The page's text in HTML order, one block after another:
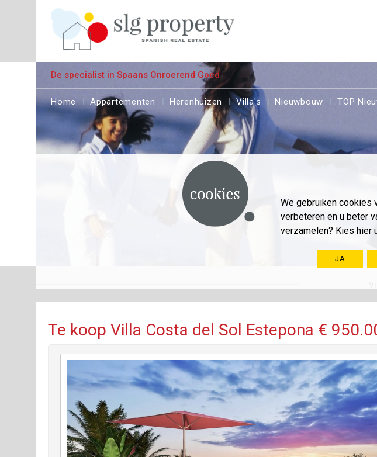
We gebruiken cookies
verbeteren en u beter
verzamelen? Kies hier
JA
De specialist in Spaans Onroerend Goed
Home Appartementen Herenhuizen Villa's Nieuwbouw TOP
Te koop Villa Costa del Sol Estepona €